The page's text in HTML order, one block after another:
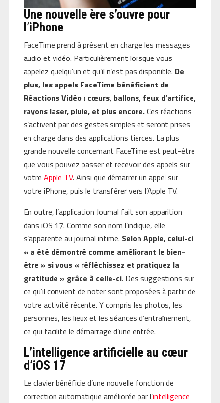
Une nouvelle ère s’ouvre pour
l’iPhone
FaceTime prend à présent en charge les messages
audio et vidéo. Particulièrement lorsque vous
appelez quelqu’un et qu’il n’est pas disponible. De
plus, les appels FaceTime bénéficient de
Réactions Vidéo : cœurs, ballons, feux d’artifice,
rayons laser, pluie, et plus encore.Ces réactions
s’activent par des gestes simples et seront prises
en charge dans des applications tierces. La plus
grande nouvelle concernant FaceTime est peut-être
que vous pouvez passer et recevoir des appels sur
votre Apple TV. Ainsi que démarrer un appel sur
votre iPhone, puis le transférer vers l’Apple TV.
En outre, l’application Journal fait son apparition
dans iOS 17. Comme son nom l’indique, elle
s’apparente au journal intime. Selon Apple, celui-ci
« a été démontré comme améliorant le bien-
être » si vous « réfléchissez et pratiquez la
gratitude » grâce à celle-ci. Des suggestions sur
ce qu’il convient de noter sont proposées à partir de
votre activité récente. Y compris les photos, les
personnes, les lieux et les séances d’entraînement,
ce qui facilite le démarrage d’une entrée.
L’intelligence artificielle au cœur
d’iOS 17
Le clavier bénéficie d’une nouvelle fonction de
correction automatique améliorée par l’intelligence